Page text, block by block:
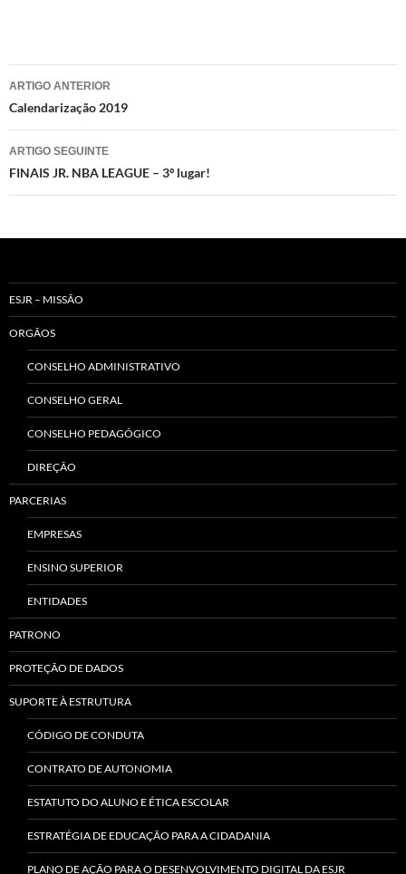
Navegação
de
artigos
ARTIGO ANTERIOR
Calendarização 2019
ARTIGO SEGUINTE
FINAIS JR. NBA LEAGUE – 3º lugar!
ESJR – MISSÃO
ORGÃOS
CONSELHO ADMINISTRATIVO
CONSELHO GERAL
CONSELHO PEDAGÓGICO
DIREÇÃO
PARCERIAS
EMPRESAS
ENSINO SUPERIOR
ENTIDADES
PATRONO
PROTEÇÃO DE DADOS
SUPORTE À ESTRUTURA
CÓDIGO DE CONDUTA
CONTRATO DE AUTONOMIA
ESTATUTO DO ALUNO E ÉTICA ESCOLAR
ESTRATÉGIA DE EDUCAÇÃO PARA A CIDADANIA
PLANO DE AÇÃO PARA O DESENVOLVIMENTO DIGITAL DA ESJR